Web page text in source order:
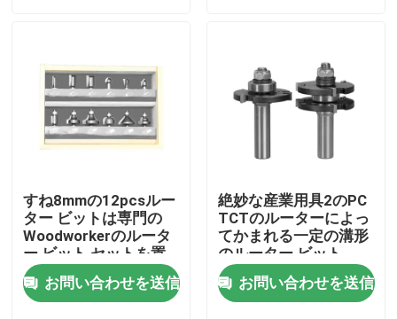
私達について
品質管理
私達に連絡しなさい
すね8mmの12pcsルー
ター ビットは専門の
Woodworkerのルータ
ー ビット セットを置
いた
お問い合わせを送信
絶妙な産業用具2のPC
TCTのルーターによっ
てかまれる一定の溝形
のルーター ビット
お問い合わせを送信